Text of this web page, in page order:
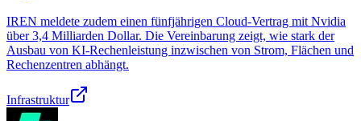
IREN meldete zudem einen fünfjährigen Cloud-Vertrag mit Nvidia
über 3,4 Milliarden Dollar. Die Vereinbarung zeigt, wie stark der
Ausbau von KI-Rechenleistung inzwischen von Strom, Flächen und
Rechenzentren abhängt.
Infrastruktur